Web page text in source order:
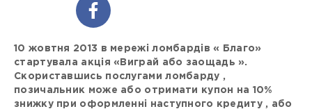
10 жовтня 2013 в мережі ломбардів « Благо»
стартувала акція «Виграй або заощадь ».
Скориставшись послугами ломбарду ,
позичальник може або отримати купон на 10%
знижку при оформленні наступного кредиту , або